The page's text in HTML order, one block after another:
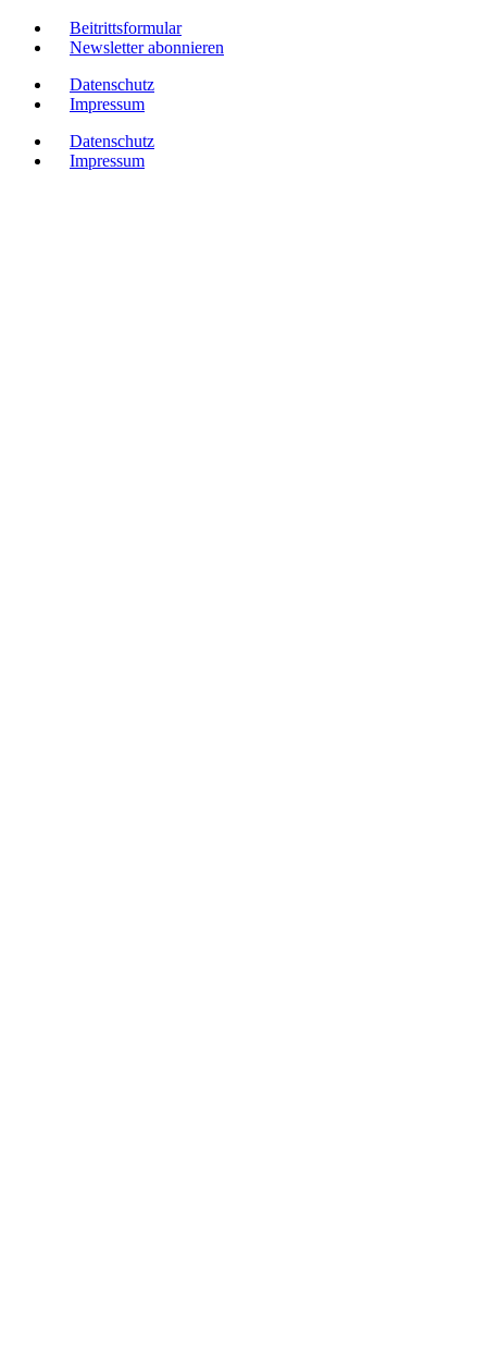
Beitrittsformular
Newsletter abonnieren
Datenschutz
Impressum
Datenschutz
Impressum